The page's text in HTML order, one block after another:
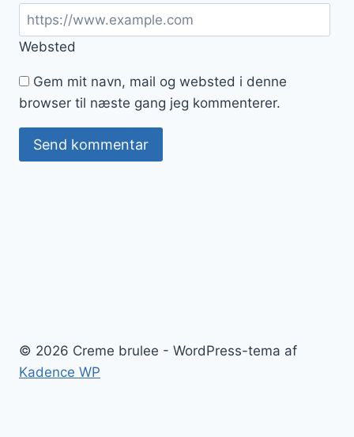
Websted
Gem mit navn, mail og websted i denne
browser til næste gang jeg kommenterer.
© 2026 Creme brulee - WordPress-tema af
Kadence WP